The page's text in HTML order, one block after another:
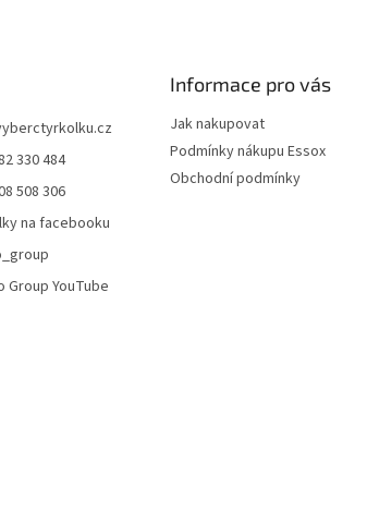
330 484
508 306
na facebooku
Group YouTube
Informace pro vás
Jak nakupovat
Podmínky nákupu Essox
Obchodní podmínky